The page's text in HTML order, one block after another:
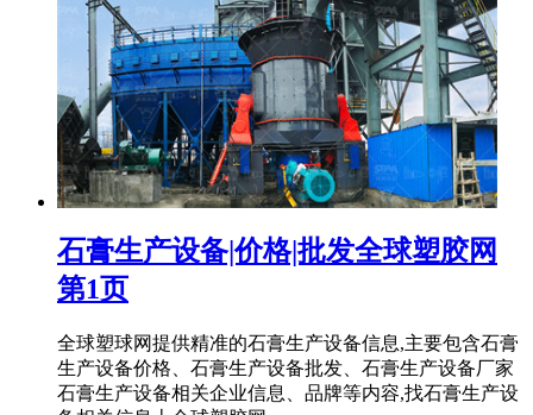
石膏生产设备|价格|批发全球塑胶网
第1页
全球塑球网提供精准的石膏生产设备信息,主要包含石膏
生产设备价格、石膏生产设备批发、石膏生产设备厂家
石膏生产设备相关企业信息、品牌等内容,找石膏生产设